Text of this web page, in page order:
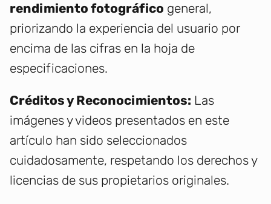
rendimiento fotográfico general,
priorizando la experiencia del usuario por
encima de las cifras en la hoja de
especificaciones.
Créditos y Reconocimientos: Las
imágenes y videos presentados en este
artículo han sido seleccionados
cuidadosamente, respetando los derechos y
licencias de sus propietarios originales.